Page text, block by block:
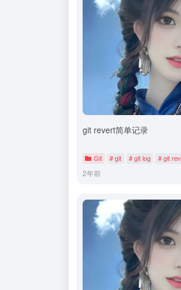
git revert简单记录
Git # git # git log # git
2年前